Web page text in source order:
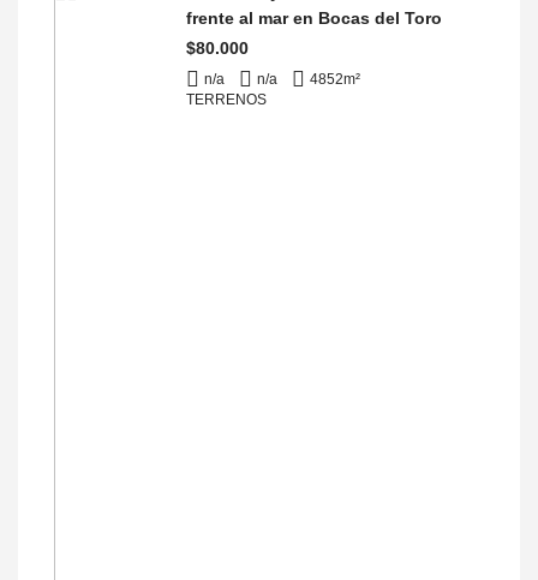
frente al mar en Bocas del Toro
$80.000
n/a n/a 4852m²
TERRENOS